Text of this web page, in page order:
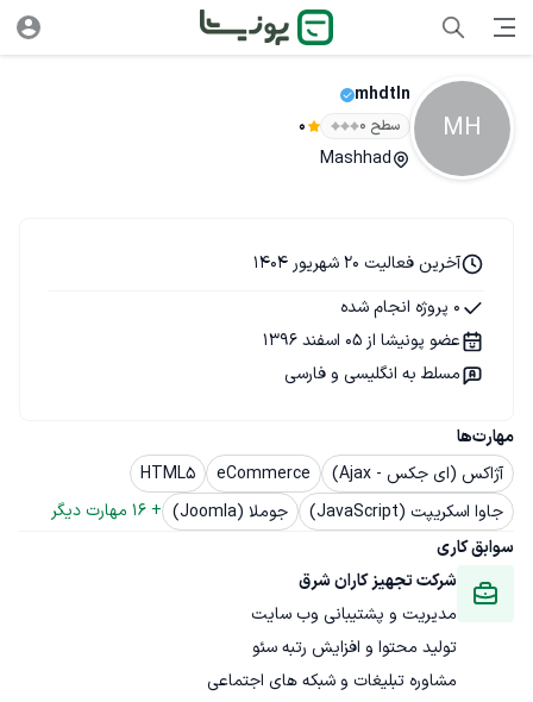
MH
mhdtln
سطح ۰ 0
Mashhad
مهارت‌ها
آژاکس (ای جکس - Ajax)
eCommerce
HTML5
جاوا اسکریپت (JavaScript)
جوملا (Joomla) +
16 مهارت دیگر
سوابق کاری
شرکت تجهیز کاران شرق
آخرین فعالیت 20 شهریور 1404
0 پروژه انجام شده
عضو پونیشا از 05 اسفند 1396
مسلط به انگلیسی و فارسی